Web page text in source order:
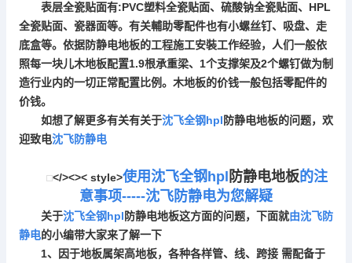
表层全瓷贴面有:PVC塑料全瓷贴面、硫酸钠全瓷贴面、HPL
全瓷贴面、瓷器面等。有关輔助零配件也有小螺丝钉、吸盘、走
底盒等。依据防静电地板的工程施工安裝工作经验，人们一般依
照每一块儿木地板配置1.9根承重梁、1个支撑架及2个螺钉做为制
造行业内的一切正常配置比例。木地板的价钱一般包括零配件的
价钱。
如想了解更多有关有关于沈飞全钢hpl防静电地板的问题，欢
迎致电沈飞防静电
</><>< style>使用沈飞全钢hpl 防静电地板的注
意事项-----沈飞防静电为您解疑
关于沈飞全钢hpl防静电地板这方面的问题，下面就由沈飞防
静电的小编带大家来了解一下
1、因于地板属架高地板，各种各样管、线、跨接 需配备于